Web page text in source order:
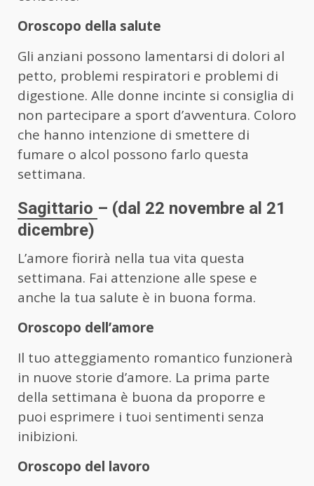
Oroscopo della salute
Gli anziani possono lamentarsi di dolori al
petto, problemi respiratori e problemi di
digestione. Alle donne incinte si consiglia di
non partecipare a sport d’avventura. Coloro
che hanno intenzione di smettere di
fumare o alcol possono farlo questa
settimana.
Sagittario – (dal 22 novembre al 21
dicembre)
L’amore fiorirà nella tua vita questa
settimana. Fai attenzione alle spese e
anche la tua salute è in buona forma.
Oroscopo dell’amore
Il tuo atteggiamento romantico funzionerà
in nuove storie d’amore. La prima parte
della settimana è buona da proporre e
puoi esprimere i tuoi sentimenti senza
inibizioni.
Oroscopo del lavoro